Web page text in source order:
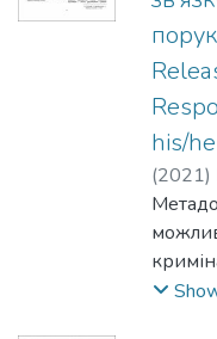
також
що в
ст.345
за
his/
(2021)
з